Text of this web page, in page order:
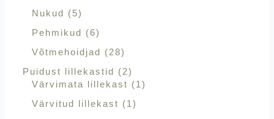
Nukud
5
Pehmikud
6
Võtmehoidjad
28
Puidust lillekastid
2
Värvimata lillekast
1
Värvitud lillekast
1